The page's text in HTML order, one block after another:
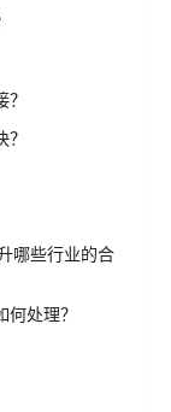
哪些行业的合
处理？